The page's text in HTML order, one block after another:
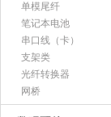
单模尾纤
笔记本电池
串口线（卡）
支架类
光纤转换器
网桥